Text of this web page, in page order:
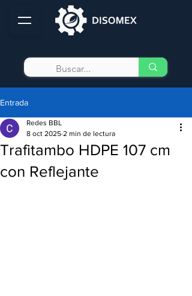
Entrada
Trafitambo HDPE 107 cm
con Reflejante
Redes BBL
8 oct 2025 2 min de lectura